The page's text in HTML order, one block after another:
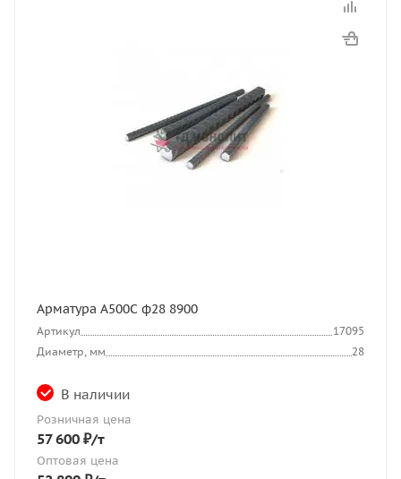
Арматура А500С ф28 8900
Артикул
17095
Диаметр, мм
28
В наличии
Розничная цена
57 600 ₽/т
Оптовая цена